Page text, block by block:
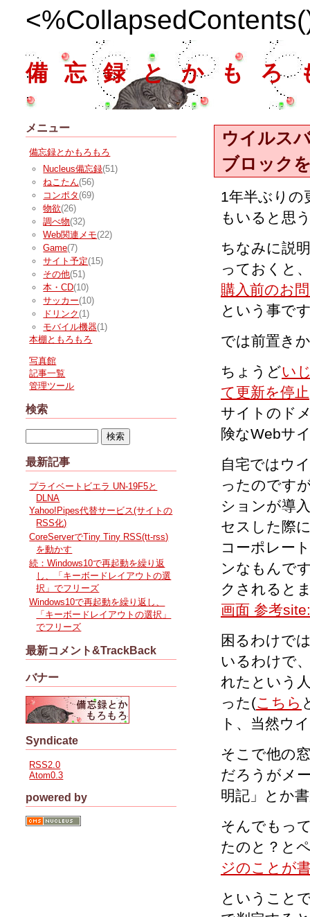
備忘録とかもろ
ウイルス
ブロック
1年半ぶり
もいると思
ちなみに説
っておくと
購入前のお
という事で
では前置き
ちょうどい
て更新を停止
サイトのド
険なWebサ
自宅ではウ
ったのです
ションが導
セスした際
コーポレー
ンなもんで
クされると
画面 参考
困るわけで
いるわけで
れたという
った(こちら
ト、当然ウ
そこで他の
だろうがメ
明記」とか
そんでもっ
たのと？と
ジのことが
ということ
メニュー
備忘録とかもろもろ
Nucleus備忘録(51)
ねこたん(56)
コンポタ (69)
物欲(26)
調べ物(32)
Web関連メモ(22)
Game(7)
サイト予定(15)
その他(51)
本・CD(10)
サッカー(10)
ドリンク (1)
モバイル機器(1)
本棚ともろもろ
写真館
記事一覧
管理ツール
検索
最新記事
プライベートビエラ UN-19F5と
DLNA
Yahoo!Pipes代替サービス(サイトの
RSS化)
CoreServerでTiny Tiny RSS(tt-rss)
を動かす
続：Windows10で再起動を繰り返
し、「キーボードレイアウトの選
択」でフリーズ
Windows10で再起動を繰り返し、
「キーボードレイアウトの選択」
でフリーズ
最新コメント&TrackBack
バナー
Syndicate
RSS2.0
Atom0.3
powered by